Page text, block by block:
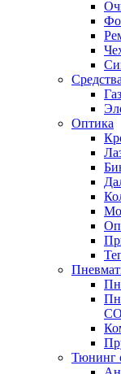
Оптика
Тюнинг